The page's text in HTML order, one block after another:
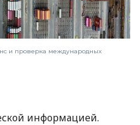
и проверка международных
информацией.